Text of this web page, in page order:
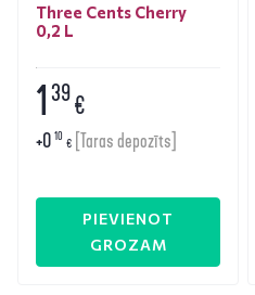
Three Cents Cherry
0,2 L
139€
+0 10 € [Taras depozīts]
PIEVIENOT
GROZAM